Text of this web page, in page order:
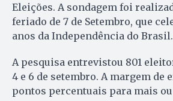
Eleições. A sondagem foi
feriado de 7 de Setembro, que
anos da Independência do Brasil.
A pesquisa entrevistou 801
4 e 6 de setembro. A margem de
pontos percentuais para mais